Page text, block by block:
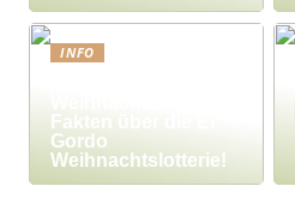
INFO
Fakten über die El
Gordo
Weihnachtslotterie!